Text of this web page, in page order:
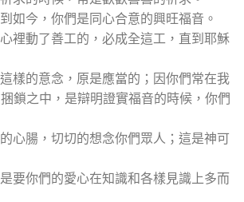
如今，你們是同心合意的興旺福音。
裡動了善工的，必成全這工，直到耶穌
樣的意念，原是應當的；因你們常在我
鎖之中，是辯明證實福音的時候，你們
心腸，切切的想念你們眾人；這是神可
要你們的愛心在知識和各樣見識上多而